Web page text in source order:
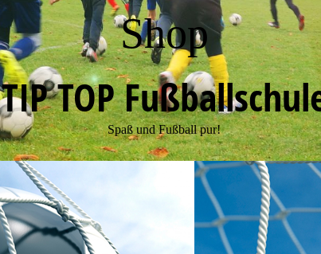
Shop
TIP TOP
Spaß und Fußball pur!